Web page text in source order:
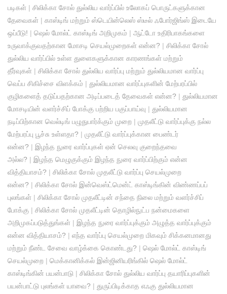
படிகள் | சிலிக்கா சோல் துல்லிய வார்ப்பில் உலோகப் பொருட்களுக்கான
தேவைகள் | காஸ்டிங் மற்றும் ஸ்டெயின்லெஸ் ஸ்டீல் ஃபோர்ஜிங்ஸ் இடையே
ஒப்பீடு! | ஷெல் மோல்ட் காஸ்டிங் அறிமுகம் | ஆட்டோ உதிரிபாகங்களை
உருவாக்குவதற்கான மோசடி செயல்முறைகள் என்ன? | சிலிக்கா சோல்
துல்லிய வார்ப்பில் உள்ள துளைகளுக்கான காரணங்கள் மற்றும்
தீர்வுகள் | சிலிக்கா சோல் துல்லிய வார்ப்பு மற்றும் துல்லியமான வார்ப்பு
வெப்ப சிகிச்சை விளக்கம் | துல்லியமான வார்ப்புகளின் மேற்பரப்பில்
குழிகளைத் தடுப்பதற்கான அடிப்படைத் தேவைகள் என்ன? | துல்லியமான
மோசடியின் வளர்ச்சிப் போக்கு பற்றிய பகுப்பாய்வு | துல்லியமான
நடிப்பிற்கான வெல்டிங் பழுதுபார்க்கும் முறை | முதலீட்டு வார்ப்புக்கு நல்ல
மேற்பரப்பு பூச்சு உள்ளதா? | முதலீட்டு வார்ப்புக்கான பைண்டர்
என்ன? | இழந்த நுரை வார்ப்புகள் ஏன் செலவு குறைந்தவை
அல்ல? | இழந்த மெழுகுக்கும் இழந்த நுரை வார்ப்பிற்கும் என்ன
வித்தியாசம்? | சிலிக்கா சோல் முதலீட்டு வார்ப்பு செயல்முறை
என்ன? | சிலிக்கா சோல் இன்வெஸ்ட்மென்ட் காஸ்டிங்கின் விண்ணப்பப்
புலங்கள் | சிலிக்கா சோல் முதலீட்டின் சந்தை நிலை மற்றும் வளர்ச்சிப்
போக்கு | சிலிக்கா சோல் முதலீட்டின் தொழில்நுட்ப நன்மைகளை
அறிமுகப்படுத்துங்கள் | இழந்த நுரை வார்ப்புக்கும் அழுத்த வார்ப்புக்கும்
என்ன வித்தியாசம்? | எந்த வார்ப்பு செயல்முறை மிகவும் சிக்கனமானது
மற்றும் நீண்ட சேவை வாழ்க்கை கொண்டது? | ஷெல் மோல்ட் காஸ்டிங்
செயல்முறை | மெக்கானிக்கல் இன்ஜினியரிங்கில் ஷெல் மோல்ட்
காஸ்டிங்கின் பயன்பாடு | சிலிக்கா சோல் துல்லிய வார்ப்பு தயாரிப்புகளின்
பயன்பாட்டு புலங்கள் யாவை? | துருப்பிடிக்காத எஃகு துல்லியமான